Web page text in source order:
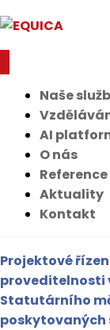
Naše
AI
O nás
Reference
Aktuality
Kontakt
Projektové
proveditelnosti
Statutárního
poskytovaných